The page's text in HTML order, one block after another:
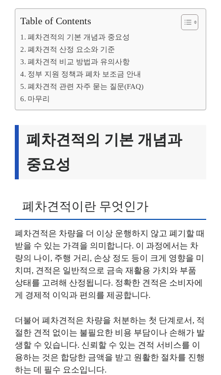
Table of Contents
폐차견적의 기본 개념과 중요성
폐차견적 산정 요소와 기준
폐차견적 비교 방법과 유의사항
정부 지원 정책과 폐차 보조금 안내
폐차견적 관련 자주 묻는 질문(FAQ)
마무리
폐차견적의 기본 개념과
중요성
폐차견적이란 무엇인가
폐차견적은 차량을 더 이상 운행하지 않고 폐기할 때
받을 수 있는 가격을 의미합니다. 이 과정에서는 차
량의 나이, 주행 거리, 손상 정도 등이 크게 영향을 미
치며, 견적은 일반적으로 금속 재활용 가치와 부품
상태를 고려해 산정됩니다. 정확한 견적은 소비자에
게 경제적 이익과 편의를 제공합니다.
더불어 폐차견적은 차량을 처분하는 첫 단계로서, 적
절한 견적 없이는 불필요한 비용 부담이나 손해가 발
생할 수 있습니다. 신뢰할 수 있는 견적 서비스를 이
용하는 것은 합당한 금액을 받고 원활한 절차를 진행
하는 데 필수 요소입니다.